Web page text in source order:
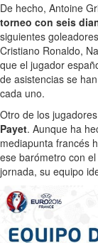
De hecho, Antoine
torneo con seis
siguientes
Cristiano Ronaldo,
que el jugador
de asistencias se
cada uno.
Otro de los
Payet. Aunque ha
mediapunta francés
ese barómetro con
jornada, su equipo